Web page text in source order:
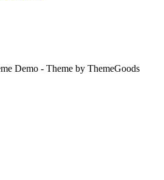
Demo - Theme by ThemeGoods